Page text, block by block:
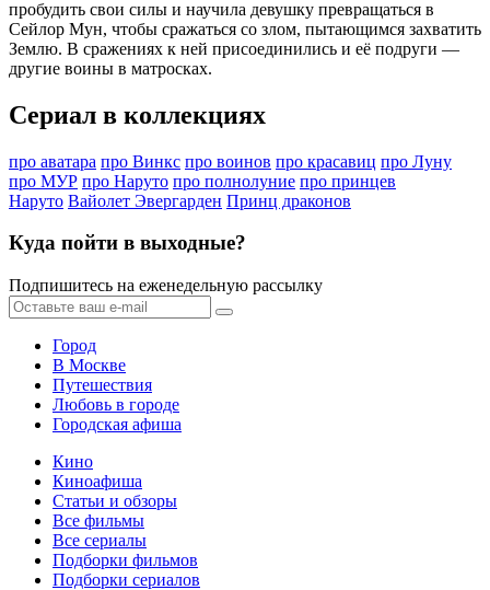
пробудить свои силы и научила девушку превращаться в
Сейлор Мун, чтобы сражаться со злом, пытающимся захватить
Землю. В сражениях к ней присоединились и её подруги —
другие воины в матросках.
Сериал в коллекциях
про аватара про Винкс про воинов про красавиц про Луну
про МУР про Наруто про полнолуние про принцев
Наруто Вайолет Эвергарден Принц драконов
Куда пойти в выходные?
Подпишитесь на еженедельную рассылку
Город
В Москве
Путешествия
Любовь в городе
Городская афиша
Кино
Киноафиша
Статьи и обзоры
Все фильмы
Все сериалы
Подборки фильмов
Подборки сериалов